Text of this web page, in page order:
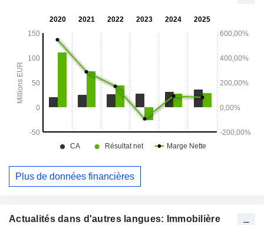
Actualités dans d'autres langues: Immobilière
Plus de données financières